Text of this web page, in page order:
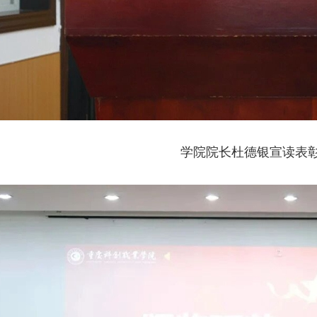
学院院长杜德银宣读表